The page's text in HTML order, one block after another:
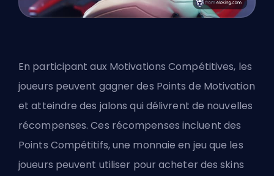
En participant aux Motivations Compétitives, les
joueurs peuvent gagner des Points de Motivation
et atteindre des jalons qui délivrent de nouvelles
récompenses. Ces récompenses incluent des
Points Compétitifs, une monnaie en jeu que les
joueurs peuvent utiliser pour acheter des skins